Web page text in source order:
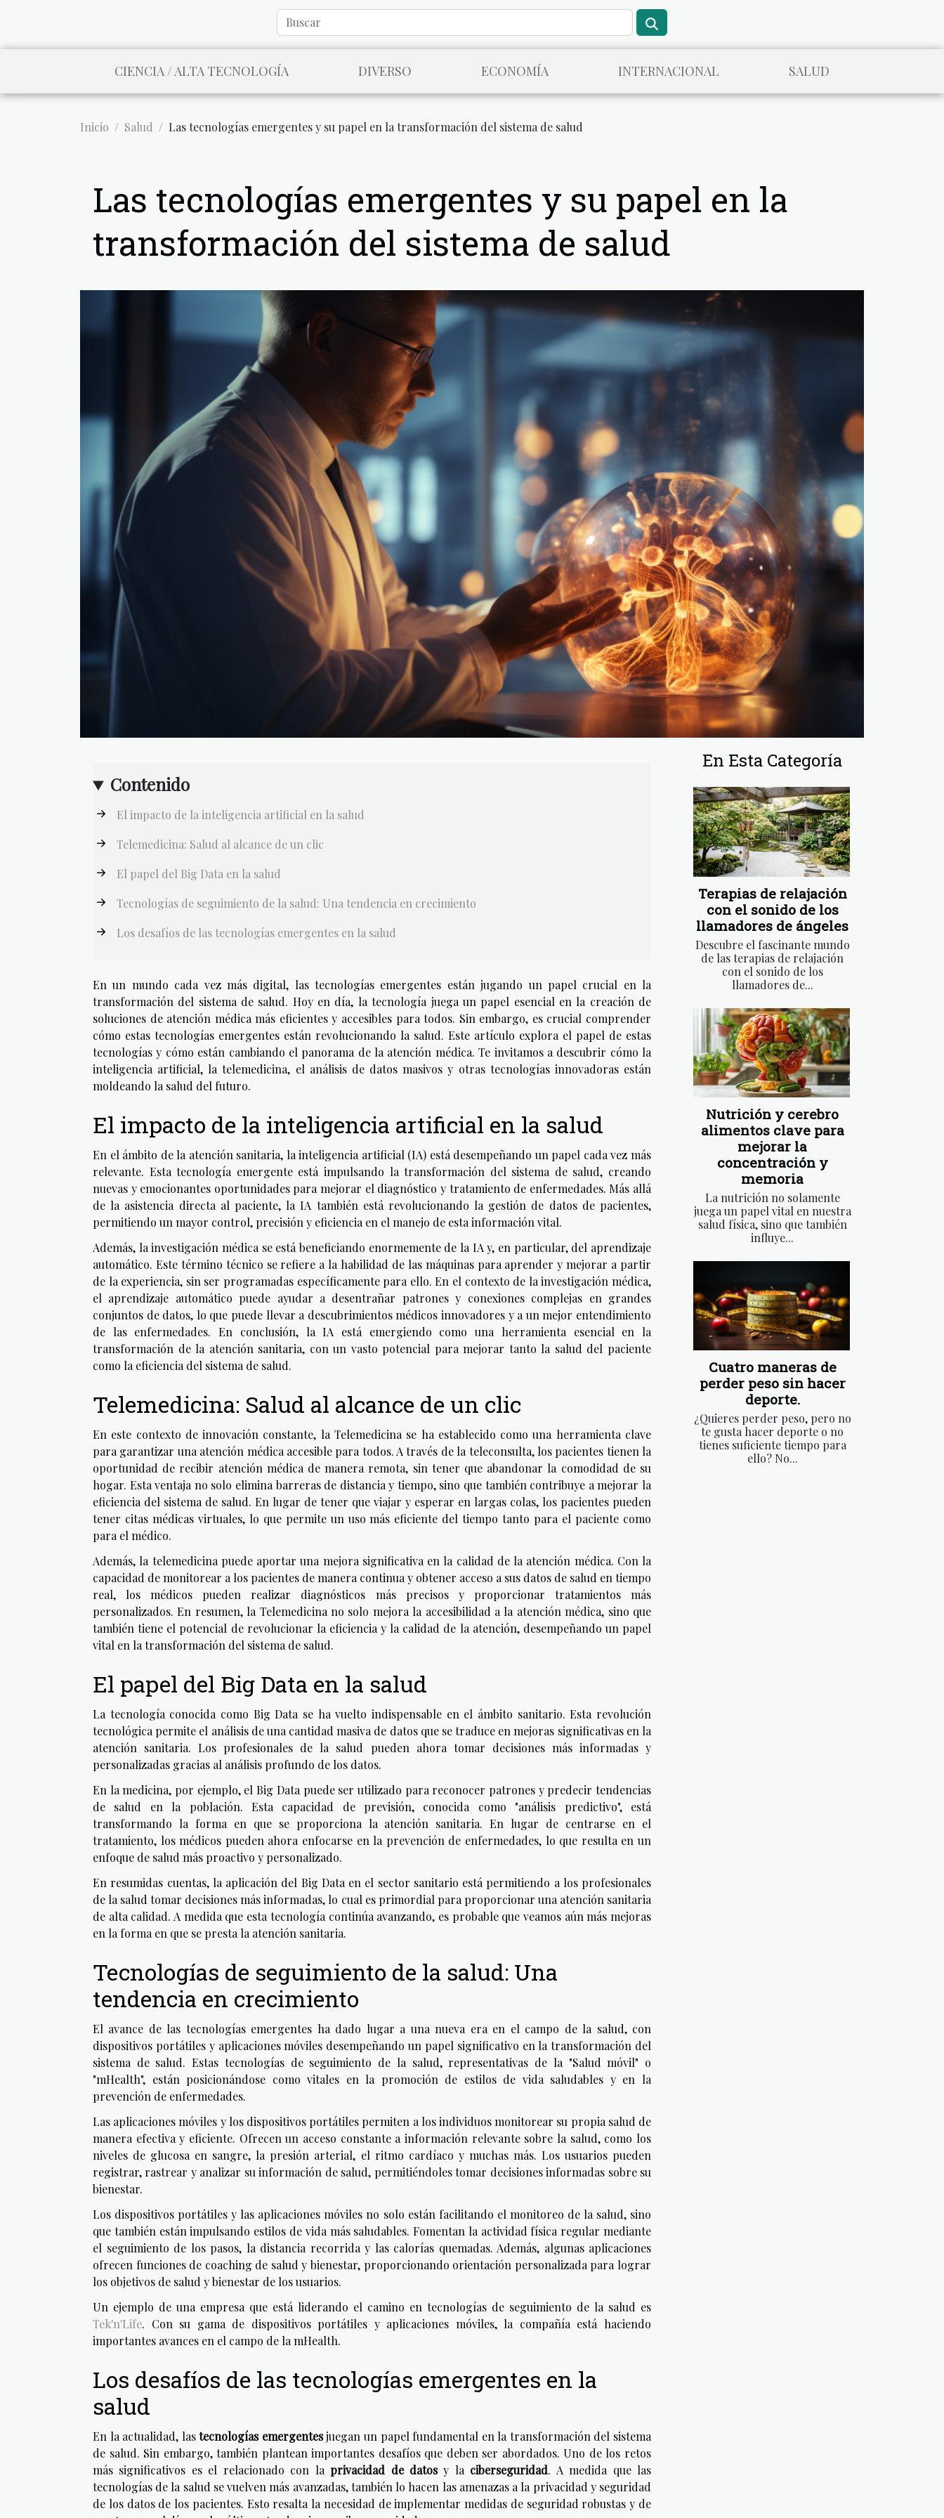
CIENCIA / ALTA TECNOLOGÍA DIVERSO ECONOMÍA INTERNACIONAL SALUD
Inicio Salud Las tecnologías emergentes y su papel en la transformación del sistema de salud
Las tecnologías emergentes y su papel en la
transformación del sistema de salud
Contenido
El impacto de la inteligencia artificial en la salud
Telemedicina: Salud al alcance de un clic
El papel del Big Data en la salud
Tecnologías de seguimiento de la salud: Una tendencia en crecimiento
Los desafíos de las tecnologías emergentes en la salud
En un mundo cada vez más digital, las tecnologías emergentes están jugando un papel crucial en la
transformación del sistema de salud. Hoy en día, la tecnología juega un papel esencial en la creación de
soluciones de atención médica más eficientes y accesibles para todos. Sin embargo, es crucial comprender
cómo estas tecnologías emergentes están revolucionando la salud. Este artículo explora el papel de estas
tecnologías y cómo están cambiando el panorama de la atención médica. Te invitamos a descubrir cómo la
inteligencia artificial, la telemedicina, el análisis de datos masivos y otras tecnologías innovadoras están
moldeando la salud del futuro.
El impacto de la inteligencia artificial en la salud
En el ámbito de la atención sanitaria, la inteligencia artificial (IA) está desempeñando un papel cada vez más
relevante. Esta tecnología emergente está impulsando la transformación del sistema de salud, creando
nuevas y emocionantes oportunidades para mejorar el diagnóstico y tratamiento de enfermedades. Más allá
de la asistencia directa al paciente, la IA también está revolucionando la gestión de datos de pacientes,
permitiendo un mayor control, precisión y eficiencia en el manejo de esta información vital.
Además, la investigación médica se está beneficiando enormemente de la IA y, en particular, del aprendizaje
automático. Este término técnico se refiere a la habilidad de las máquinas para aprender y mejorar a partir
de la experiencia, sin ser programadas específicamente para ello. En el contexto de la investigación médica,
el aprendizaje automático puede ayudar a desentrañar patrones y conexiones complejas en grandes
conjuntos de datos, lo que puede llevar a descubrimientos médicos innovadores y a un mejor entendimiento
de las enfermedades. En conclusión, la IA está emergiendo como una herramienta esencial en la
transformación de la atención sanitaria, con un vasto potencial para mejorar tanto la salud del paciente
como la eficiencia del sistema de salud.
Telemedicina: Salud al alcance de un clic
En este contexto de innovación constante, la Telemedicina se ha establecido como una herramienta clave
para garantizar una atención médica accesible para todos. A través de la teleconsulta, los pacientes tienen la
oportunidad de recibir atención médica de manera remota, sin tener que abandonar la comodidad de su
hogar. Esta ventaja no solo elimina barreras de distancia y tiempo, sino que también contribuye a mejorar la
eficiencia del sistema de salud. En lugar de tener que viajar y esperar en largas colas, los pacientes pueden
tener citas médicas virtuales, lo que permite un uso más eficiente del tiempo tanto para el paciente como
para el médico.
Además, la telemedicina puede aportar una mejora significativa en la calidad de la atención médica. Con la
capacidad de monitorear a los pacientes de manera continua y obtener acceso a sus datos de salud en tiempo
real, los médicos pueden realizar diagnósticos más precisos y proporcionar tratamientos más
personalizados. En resumen, la Telemedicina no solo mejora la accesibilidad a la atención médica, sino que
también tiene el potencial de revolucionar la eficiencia y la calidad de la atención, desempeñando un papel
vital en la transformación del sistema de salud.
El papel del Big Data en la salud
La tecnología conocida como Big Data se ha vuelto indispensable en el ámbito sanitario. Esta revolución
tecnológica permite el análisis de una cantidad masiva de datos que se traduce en mejoras significativas en la
atención sanitaria. Los profesionales de la salud pueden ahora tomar decisiones más informadas y
personalizadas gracias al análisis profundo de los datos.
En la medicina, por ejemplo, el Big Data puede ser utilizado para reconocer patrones y predecir tendencias
de salud en la población. Esta capacidad de previsión, conocida como "análisis predictivo", está
transformando la forma en que se proporciona la atención sanitaria. En lugar de centrarse en el
tratamiento, los médicos pueden ahora enfocarse en la prevención de enfermedades, lo que resulta en un
enfoque de salud más proactivo y personalizado.
En resumidas cuentas, la aplicación del Big Data en el sector sanitario está permitiendo a los profesionales
de la salud tomar decisiones más informadas, lo cual es primordial para proporcionar una atención sanitaria
de alta calidad. A medida que esta tecnología continúa avanzando, es probable que veamos aún más mejoras
en la forma en que se presta la atención sanitaria.
Tecnologías de seguimiento de la salud: Una
tendencia en crecimiento
El avance de las tecnologías emergentes ha dado lugar a una nueva era en el campo de la salud, con
dispositivos portátiles y aplicaciones móviles desempeñando un papel significativo en la transformación del
sistema de salud. Estas tecnologías de seguimiento de la salud, representativas de la "Salud móvil" o
"mHealth", están posicionándose como vitales en la promoción de estilos de vida saludables y en la
prevención de enfermedades.
Las aplicaciones móviles y los dispositivos portátiles permiten a los individuos monitorear su propia salud de
manera efectiva y eficiente. Ofrecen un acceso constante a información relevante sobre la salud, como los
niveles de glucosa en sangre, la presión arterial, el ritmo cardíaco y muchas más. Los usuarios pueden
registrar, rastrear y analizar su información de salud, permitiéndoles tomar decisiones informadas sobre su
bienestar.
Los dispositivos portátiles y las aplicaciones móviles no solo están facilitando el monitoreo de la salud, sino
que también están impulsando estilos de vida más saludables. Fomentan la actividad física regular mediante
el seguimiento de los pasos, la distancia recorrida y las calorías quemadas. Además, algunas aplicaciones
ofrecen funciones de coaching de salud y bienestar, proporcionando orientación personalizada para lograr
los objetivos de salud y bienestar de los usuarios.
Un ejemplo de una empresa que está liderando el camino en tecnologías de seguimiento de la salud es
Tek'n'Life. Con su gama de dispositivos portátiles y aplicaciones móviles, la compañía está haciendo
importantes avances en el campo de la mHealth.
Los desafíos de las tecnologías emergentes en la
salud
En la actualidad, lastecnologías emergentesjuegan un papel fundamental en la transformación del sistema
de salud. Sin embargo, también plantean importantes desafíos que deben ser abordados. Uno de los retos
más significativos es el relacionado con laprivacidad de datosy la ciberseguridad. A medida que las
tecnologías de la salud se vuelven más avanzadas, también lo hacen las amenazas a la privacidad y seguridad
de los datos de los pacientes. Esto resalta la necesidad de implementar medidas de seguridad robustas y de
En Esta Categoría
Terapias de relajación
con el sonido de los
llamadores de ángeles
Descubre el fascinante mundo
de las terapias de relajación
con el sonido de los
llamadores de...
Nutrición y cerebro
alimentos clave para
mejorar la
concentración y
memoria
La nutrición no solamente
juega un papel vital en nuestra
salud física, sino que también
influye...
Cuatro maneras de
perder peso sin hacer
deporte.
¿Quieres perder peso, pero no
te gusta hacer deporte o no
tienes suficiente tiempo para
ello? No...